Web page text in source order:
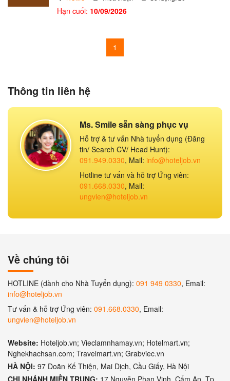
Hạn cuối: 10/09/2026
1
Thông tin liên hệ
Ms. Smile sẵn sàng phục vụ
Hỗ trợ & tư vấn Nhà tuyển dụng (Đăng
tin/ Search CV/ Head Hunt):
091.949.0330, Mail: info@hoteljob.vn
Hotline tư vấn và hỗ trợ Ứng viên:
091.668.0330, Mail:
ungvien@hoteljob.vn
Về chúng tôi
HOTLINE (dành cho Nhà Tuyển dụng): 091 949 0330, Email:
info@hoteljob.vn
Tư vấn & hỗ trợ Ứng viên: 091.668.0330, Email:
ungvien@hoteljob.vn
Website: Hoteljob.vn; Vieclamnhamay.vn; Hotelmart.vn;
Nghekhachsan.com; Travelmart.vn; Grabviec.vn
HÀ NỘI: 97 Doãn Kế Thiện, Mai Dịch, Cầu Giấy, Hà Nội